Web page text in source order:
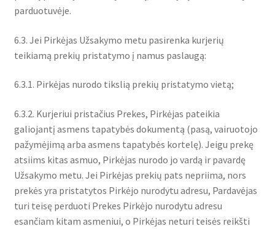
parduotuvėje.
6.3. Jei Pirkėjas Užsakymo metu pasirenka kurjerių
teikiamą prekių pristatymo į namus paslaugą:
6.3.1. Pirkėjas nurodo tikslią prekių pristatymo vietą;
6.3.2. Kurjeriui pristačius Prekes, Pirkėjas pateikia
galiojantį asmens tapatybės dokumentą (pasą, vairuotojo
pažymėjimą arba asmens tapatybės kortelę). Jeigu prekę
atsiims kitas asmuo, Pirkėjas nurodo jo vardą ir pavardę
Užsakymo metu. Jei Pirkėjas prekių pats nepriima, nors
prekės yra pristatytos Pirkėjo nurodytu adresu, Pardavėjas
turi teisę perduoti Prekes Pirkėjo nurodytu adresu
esančiam kitam asmeniui, o Pirkėjas neturi teisės reikšti